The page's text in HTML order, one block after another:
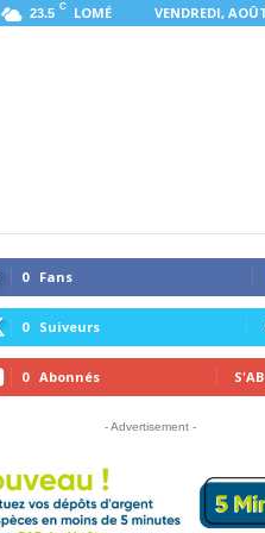
23.5 C LOMÉ VENDREDI,
0 Fans
0 Suiveurs
0 Abonnés
- Advertisement -